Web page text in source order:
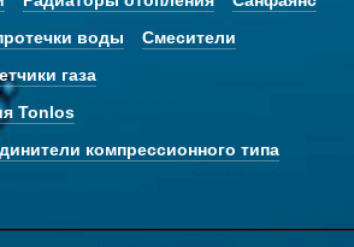
воды
Смесители
газа
Tonlos
компрессионного типа